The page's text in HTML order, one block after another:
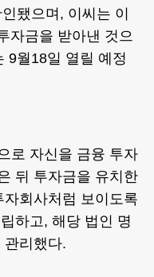
됐으며, 이씨는 이
자금을 받아낸 것으
9월18일 열릴 예정
로 자신을 금융 투자
뒤 투자금을 유치한
회사처럼 보이도록
하고, 해당 법인 명
관리했다.